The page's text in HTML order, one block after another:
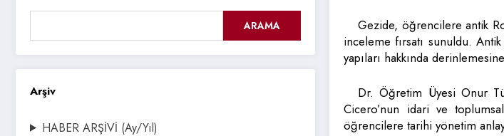
ARAMA
Arşiv
HABER ARŞİVİ (Ay/Yıl)
Gezide, öğrencilere antik
inceleme fırsatı sunuldu.
yapıları hakkında
Dr. Öğretim Üyesi Onur
Cicero’nun idari ve
öğrencilere tarihi yönetim